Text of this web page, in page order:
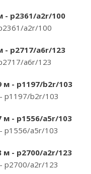
- p2361/a2r/100
a2r/100
- p2717/a6r/123
a6r/123
м - p1197/b2r/103
p1197/b2r/103
м - p1556/a5r/103
p1556/a5r/103
м - p2700/a2r/123
p2700/a2r/123